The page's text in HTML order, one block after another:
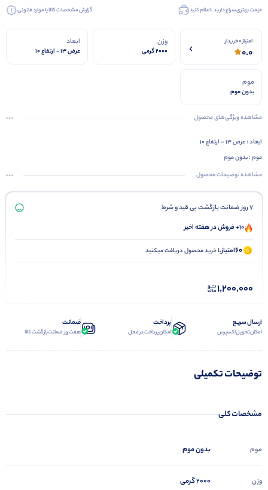
قیمت بهتری سراغ دارید ، اعلام کنید گزارش مشخصات کالا یا موارد قانونی
امتیاز 0 خریدار
0.0
وزن
۲۰۰۰ گرمی
ابعاد
عرض ۱۳ - ارتفاع ۱۰
موم
بدون موم
مشاهده ویژگی‌های محصول
ابعاد : عرض ۱۳ – ارتفاع ۱۰
موم : بدون موم
وزن : ۲۰۰۰ گرمی
مشاهده توضیحات محصول
7 روز ضمانت بازگشت بی قید و شرط
10+ فروش در هفته اخیر
60امتیازبا خرید محصول دریافت میکنید
1,200,000
ارسال سریع
امکان تحویل اکسپرس
پرداخت
امکان پرداخت در محل
ضمانت
هفت روز ضمانت بازگشت کالا
توضیحات تکمیلی
مشخصات کلی
موم بدون موم
وزن ۲۰۰۰ گرمی